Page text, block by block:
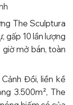
The Sculptura
gấp 10 lần lượng
mở bán, toàn
Đồi, liền kề
3.500m², The